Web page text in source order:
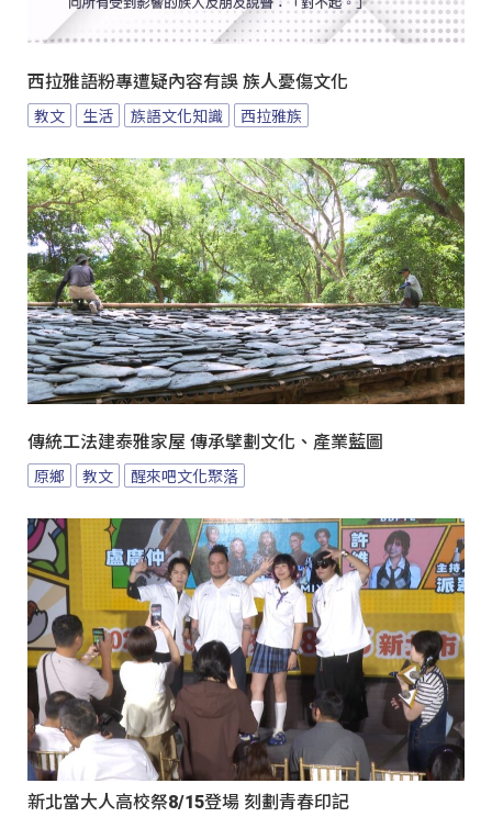
西拉雅語粉專遭疑內容有誤 族人憂傷文化
教文 生活 族語文化知識 西拉雅族
傳統工法建泰雅家屋 傳承擘劃文化、產業藍圖
原鄉 教文 醒來吧文化聚落
新北當大人高校祭8/15登場 刻劃青春印記